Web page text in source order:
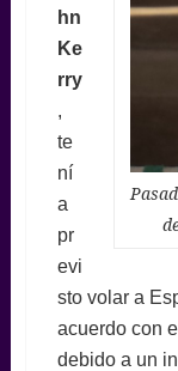
hn
Ke
rry
,
te
ní
a
pr
evi
sto volar a
acuerdo con
debido a un